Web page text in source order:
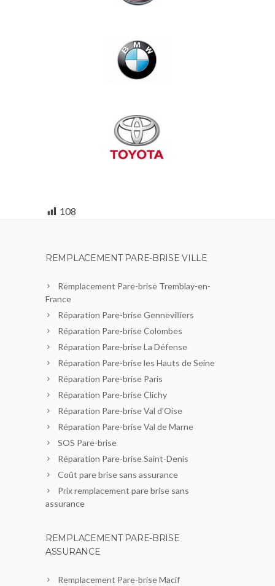
108
REMPLACEMENT PARE-BRISE VILLE
Remplacement Pare-brise Tremblay-en-
France
Réparation Pare-brise Gennevilliers
Réparation Pare-brise Colombes
Réparation Pare-brise La Défense
Réparation Pare-brise les Hauts de Seine
Réparation Pare-brise Paris
Réparation Pare-brise Clichy
Réparation Pare-brise Val d’Oise
Réparation Pare-brise Val de Marne
SOS Pare-brise
Réparation Pare-brise Saint-Denis
Coût pare brise sans assurance
Prix remplacement pare brise sans
assurance
REMPLACEMENT PARE-BRISE
ASSURANCE
Remplacement Pare-brise Macif